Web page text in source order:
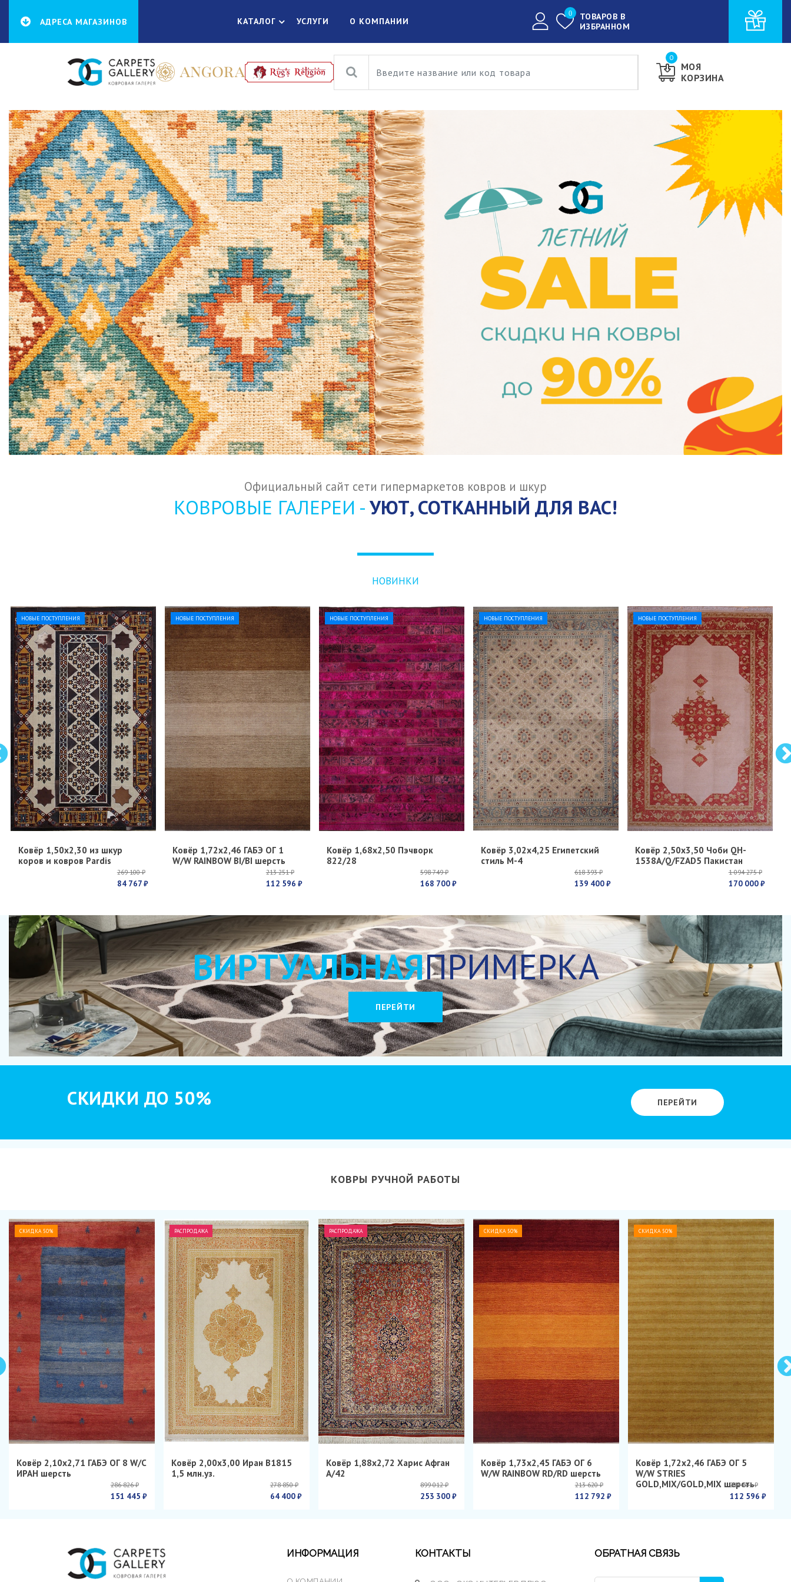
АДРЕСА МАГАЗИНОВ КАТАЛОГ УСЛУГИ О КОМПАНИИ
ТОВАРОВ В
ИЗБРАННОМ
0
МОЯ
КОРЗИНА
0
Официальный сайт сети гипермаркетов ковров и шкур
КОВРОВЫЕ ГАЛЕРЕИ -УЮТ, СОТКАННЫЙ ДЛЯ ВАС!
НОВИНКИ
НОВЫЕ ПОСТУПЛЕНИЯ
Ковёр 1,50х2,30 из шкур
коров и ковров Pardis
269 100 ₽
84 767 ₽
НОВЫЕ ПОСТУПЛЕНИЯ
Ковёр 1,72х2,46 ГАБЭ ОГ 1
W/W RAINBOW BI/BI шерсть
213 251 ₽
112 596 ₽
НОВЫЕ ПОСТУПЛЕНИЯ
Ковёр 1,68х2,50 Пэчворк
822/28
598 749 ₽
168 700 ₽
НОВЫЕ ПОСТУПЛЕНИЯ
Ковёр 3,02х4,25 Египетский
стиль М-4
618 393 ₽
139 400 ₽
НОВЫЕ ПОСТУПЛЕНИЯ
Ковёр 2,50х3,50 Чоби QH-
1538A/Q/FZAD5 Пакистан
1 094 275 ₽
170 000 ₽
ВИРТУАЛЬНАЯПРИМЕРКА
ПЕРЕЙТИ
СКИДКИ ДО 50% ПЕРЕЙТИ
КОВРЫ РУЧНОЙ РАБОТЫ
СКИДКА 50%
Ковёр 2,10х2,71 ГАБЭ ОГ 8 W/C
ИРАН шерсть
286 826 ₽
151 445 ₽
РАСПРОДАЖА
Ковёр 2,00х3,00 Иран B1815
1,5 млн.уз.
278 850 ₽
64 400 ₽
РАСПРОДАЖА
Ковёр 1,88х2,72 Харис Афган
А/42
899 012 ₽
253 300 ₽
СКИДКА 50%
Ковёр 1,73х2,45 ГАБЭ ОГ 6
W/W RAINBOW RD/RD шерсть
213 620 ₽
112 792 ₽
СКИДКА 50%
Ковёр 1,72х2,46 ГАБЭ ОГ 5
W/W STRIES
GOLD,MIX/GOLD,MIX шерсть
214 603 ₽
112 596 ₽
ИНФОРМАЦИЯ КОНТАКТЫ ОБРАТНАЯ СВЯЗЬ